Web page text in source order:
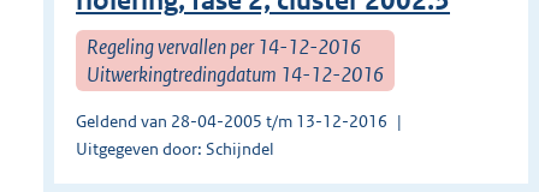
Regeling vervallen per 14-12-2016
Uitwerkingtredingdatum 14-12-2016
Geldend van 28-04-2005 t/m 13-12-2016
Uitgegeven door: Schijndel